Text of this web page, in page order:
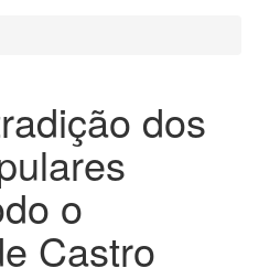
dos
o
Castro